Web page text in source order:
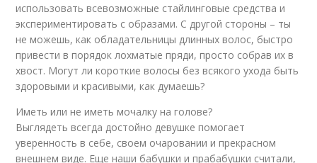
использовать всевозможные стайлинговые средства и
экспериментировать с образами. С другой стороны – ты
не можешь, как обладательницы длинных волос, быстро
привести в порядок лохматые пряди, просто собрав их в
хвост. Могут ли короткие волосы без всякого ухода быть
здоровыми и красивыми, как думаешь?
Иметь или не иметь мочалку на голове?
Выглядеть всегда достойно девушке помогает
уверенность в себе, своем очаровании и прекрасном
внешнем виде. Еще наши бабушки и прабабушки считали,